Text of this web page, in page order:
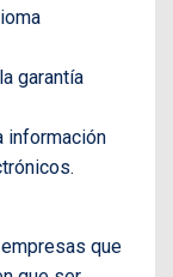
garantía
información
que